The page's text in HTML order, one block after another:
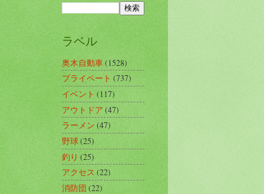
ラベル
奥木自動車(1528)
プライベート(737)
イベント(117)
アウトドア(47)
ラーメン(47)
野球(25)
釣り(25)
アクセス(22)
消防団(22)